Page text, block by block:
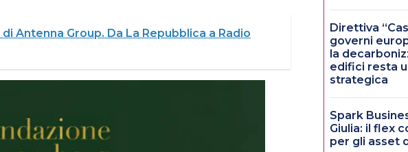
Antenna Group. Da La Repubblica a Radio
Direttiva
governi
la
edifici resta
strategica
Spark
Giulia: il flex
per gli asset